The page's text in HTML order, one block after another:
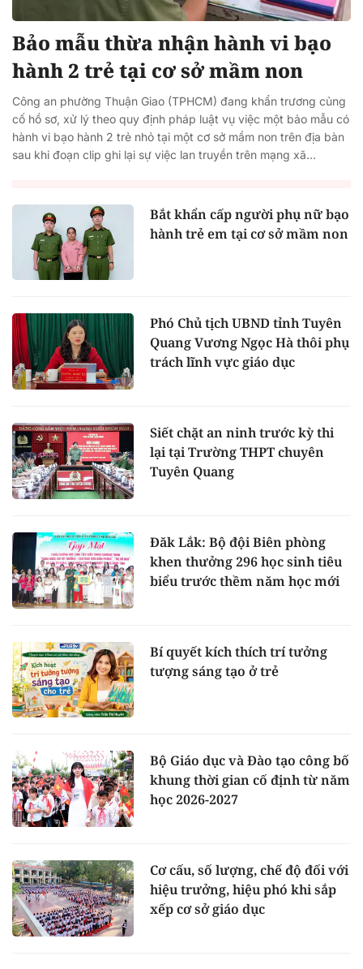
Bảo mẫu thừa nhận hành vi bạo
hành 2 trẻ tại cơ sở mầm non
Công an phường Thuận Giao (TPHCM) đang khẩn trương củng
cố hồ sơ, xử lý theo quy định pháp luật vụ việc một bảo mẫu có
hành vi bạo hành 2 trẻ nhỏ tại một cơ sở mầm non trên địa bàn
sau khi đoạn clip ghi lại sự việc lan truyền trên mạng xã...
Bắt khẩn cấp người phụ nữ bạo
hành trẻ em tại cơ sở mầm non
Phó Chủ tịch UBND tỉnh Tuyên
Quang Vương Ngọc Hà thôi phụ
trách lĩnh vực giáo dục
Siết chặt an ninh trước kỳ thi
lại tại Trường THPT chuyên
Tuyên Quang
Đăk Lắk: Bộ đội Biên phòng
khen thưởng 296 học sinh tiêu
biểu trước thềm năm học mới
Bí quyết kích thích trí tưởng
tượng sáng tạo ở trẻ
Bộ Giáo dục và Đào tạo công bố
khung thời gian cố định từ năm
học 2026-2027
Cơ cấu, số lượng, chế độ đối với
hiệu trưởng, hiệu phó khi sắp
xếp cơ sở giáo dục